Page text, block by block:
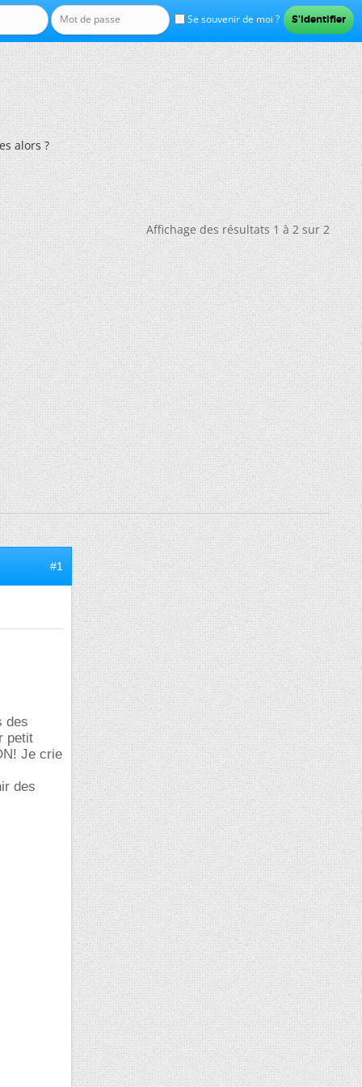
Se souvenir de moi ?
alors ?
Affichage des résultats 1 à 2 sur 2
#1
des
petit
Je crie
des